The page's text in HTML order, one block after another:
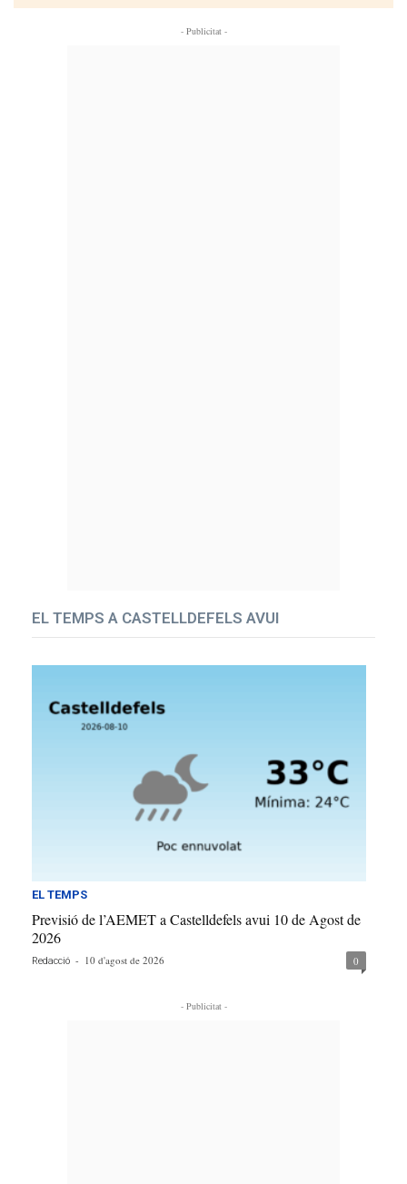
- Publicitat -
EL TEMPS A CASTELLDEFELS AVUI
EL TEMPS
Previsió de l’AEMET a Castelldefels avui 10 de Agost de
2026
Redacció - 10 d'agost de 2026 0
- Publicitat -